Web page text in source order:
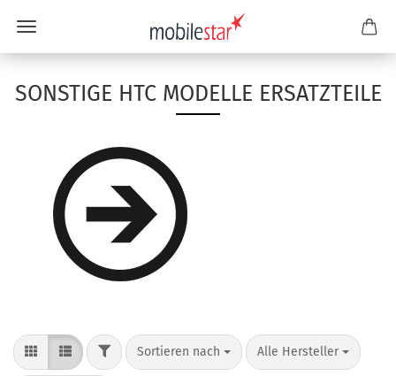
SONSTIGE HTC MODELLE ERSATZTEILE
Sortieren nach Alle Hersteller